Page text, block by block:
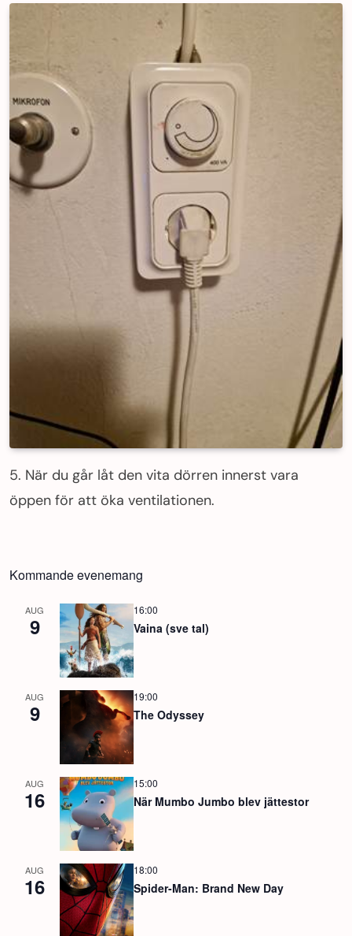
5. När du går låt den vita dörren innerst vara
öppen för att öka ventilationen.
Kommande evenemang
AUG
9
16:00
Vaina (sve tal)
AUG
9
19:00
The Odyssey
AUG
16
15:00
När Mumbo Jumbo blev jättestor
AUG
16
18:00
Spider-Man: Brand New Day